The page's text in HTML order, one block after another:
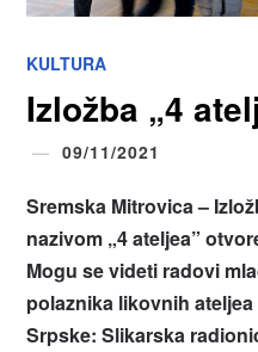
KULTURA
Izložba „4
09/11/2021
Sremska Mitrovica –
nazivom „4 ateljea”
Mogu se videti radovi
polaznika likovnih
Srpske: Slikarska